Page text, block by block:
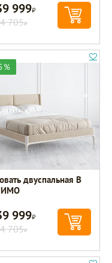
999Р
705Р
двуспальная B
999Р
705Р